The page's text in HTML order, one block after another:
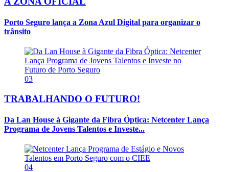
Porto Seguro lança a Zona Azul Digital para organizar o
trânsito
03
TRABALHANDO O FUTURO!
Da Lan House à Gigante da Fibra Óptica: Netcenter Lança
Programa de Jovens Talentos e Investe...
04